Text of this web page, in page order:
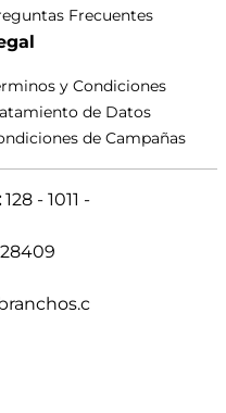
Frecuentes
y Condiciones
de Datos
de Campañas
128 - 1011 -